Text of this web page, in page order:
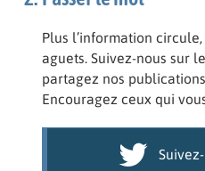
Plus l’information
aguets. Suivez-nous sur
partagez nos
Encouragez ceux qui